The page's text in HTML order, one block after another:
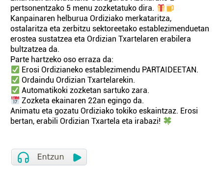
pertsonentzako 5 menu zozketatuko dira.
Kanpainaren helburua Ordiziako merkataritza,
ostalaritza eta zerbitzu sektoreetako establezimenduetan
erostea sustatzea eta Ordizian Txartelaren erabilera
bultzatzea da.
Parte hartzeko oso erraza da:
Erosi Ordizianeko establezimendu PARTAIDEETAN.
Ordaindu Ordizian Txartelarekin.
Automatikoki zozketan sartuko zara.
Zozketa ekainaren 22an egingo da.
Animatu eta gozatu Ordiziako tokiko eskaintzaz. Erosi
bertan, erabili Ordizian Txartela eta irabazi!